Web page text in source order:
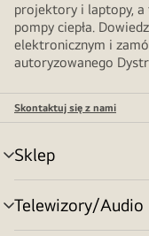
projektory i laptopy, a
pompy ciepła.
elektronicznym i
autoryzowanego
Skontaktuj się z nami
Sklep
Przełącznik
menu
Telewizory/Audio
Przełącznik
menu